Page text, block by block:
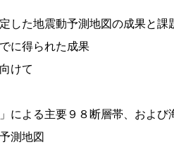
した地震動予測地図の成果と課
に得られた成果
けて
による主要９８断層帯、およ
地図